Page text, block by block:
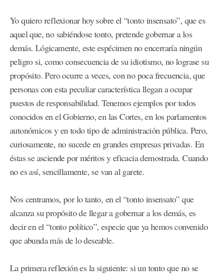
Yo quiero reflexionar hoy sobre el “tonto insensato”, que es
aquel que, no sabiéndose tonto, pretende gobernar a los
demás. Lógicamente, este espécimen no encerraría ningún
peligro si, como consecuencia de su idiotismo, no lograse su
propósito. Pero ocurre a veces, con no poca frecuencia, que
personas con esta peculiar característica llegan a ocupar
puestos de responsabilidad. Tenemos ejemplos por todos
conocidos en el Gobierno, en las Cortes, en los parlamentos
autonómicos y en todo tipo de administración pública. Pero,
curiosamente, no sucede en grandes empresas privadas. En
éstas se asciende por méritos y eficacia demostrada. Cuando
no es así, sencillamente, se van al garete.
Nos centramos, por lo tanto, en el “tonto insensato” que
alcanza su propósito de llegar a gobernar a los demás, es
decir en el “tonto político”, especie que ya hemos convenido
que abunda más de lo deseable.
La primera reflexión es la siguiente: si un tonto que no se